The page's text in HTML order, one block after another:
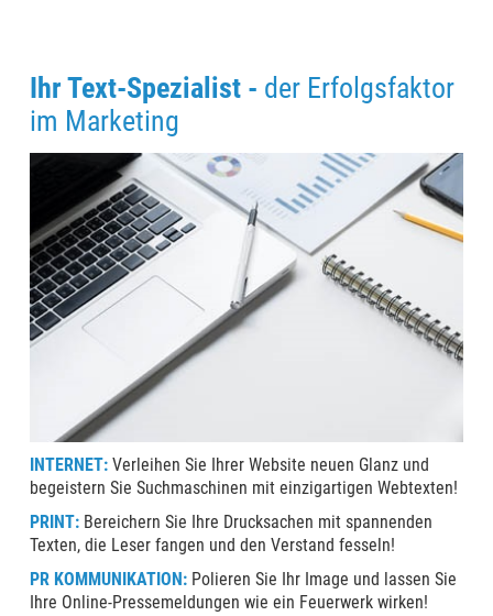
Ihr Text-Spezialist - der Erfolgsfaktor
im Marketing
INTERNET: ​Verleihen Sie Ihrer Website neuen Glanz und
begeistern Sie Suchmaschinen mit einzigartigen Webtexten!
PRINT: Bereichern Sie Ihre Drucksachen mit spannenden
Texten, die Leser fangen und den Verstand fesseln!
PR KOMMUNIKATION: Polieren Sie Ihr Image und lassen Sie
Ihre Online-Pressemeldungen wie ein Feuerwerk wirken!